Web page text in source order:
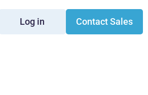
Log in Contact Sales